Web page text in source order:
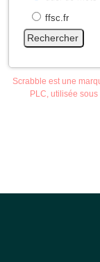
ffsc.fr
Scrabble est une
PLC, utilisée